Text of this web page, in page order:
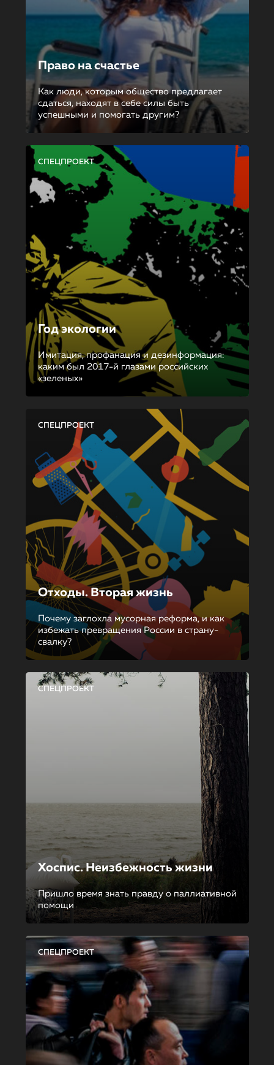
Право на счастье
Как люди, которым общество предлагает
сдаться, находят в себе силы быть
успешными и помогать другим?
СПЕЦПРОЕКТ
Год экологии
Имитация, профанация и дезинформация:
каким был 2017-й глазами российских
«зеленых»
СПЕЦПРОЕКТ
Отходы. Вторая жизнь
Почему заглохла мусорная реформа, и как
избежать превращения России в страну-
свалку?
СПЕЦПРОЕКТ
Хоспис. Неизбежность жизни
Пришло время знать правду о паллиативной
помощи
СПЕЦПРОЕКТ